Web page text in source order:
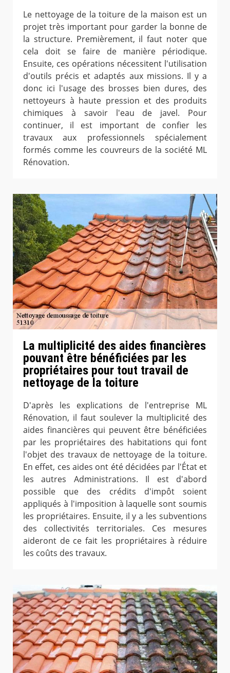
Le nettoyage de la toiture de la maison est un
projet très important pour garder la bonne de
la structure. Premièrement, il faut noter que
cela doit se faire de manière périodique.
Ensuite, ces opérations nécessitent l'utilisation
d'outils précis et adaptés aux missions. Il y a
donc ici l'usage des brosses bien dures, des
nettoyeurs à haute pression et des produits
chimiques à savoir l'eau de javel. Pour
continuer, il est important de confier les
travaux aux professionnels spécialement
formés comme les couvreurs de la société ML
Rénovation.
La multiplicité des aides financières
pouvant être bénéficiées par les
propriétaires pour tout travail de
nettoyage de la toiture
D'après les explications de l'entreprise ML
Rénovation, il faut soulever la multiplicité des
aides financières qui peuvent être bénéficiées
par les propriétaires des habitations qui font
l'objet des travaux de nettoyage de la toiture.
En effet, ces aides ont été décidées par l'État et
les autres Administrations. Il est d'abord
possible que des crédits d'impôt soient
appliqués à l'imposition à laquelle sont soumis
les propriétaires. Ensuite, il y a les subventions
des collectivités territoriales. Ces mesures
aideront de ce fait les propriétaires à réduire
les coûts des travaux.